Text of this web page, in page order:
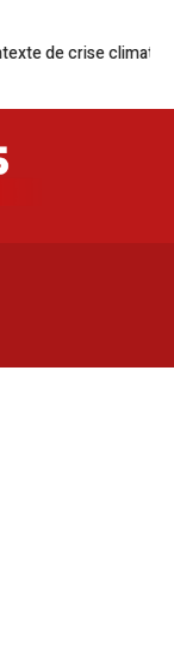
crise climatique